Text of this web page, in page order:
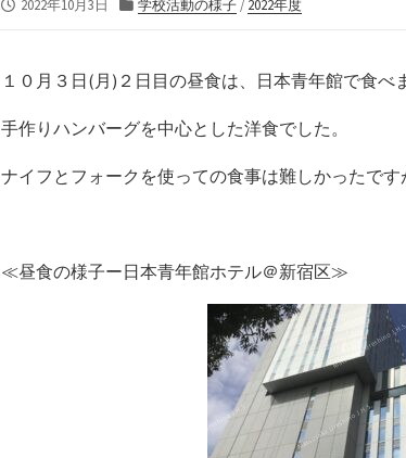
2022年10月3日
ー
学校活動の様子 /2022年度
１０月３日(月)２日目の昼食は、日本青年館で食べ
手作りハンバーグを中心とした洋食でした。
ナイフとフォークを使っての食事は難しかったです
≪昼食の様子ー日本青年館ホテル＠新宿区≫